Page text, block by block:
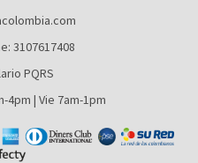
3107617408
PQRS
4pm | Vie 7am-1pm